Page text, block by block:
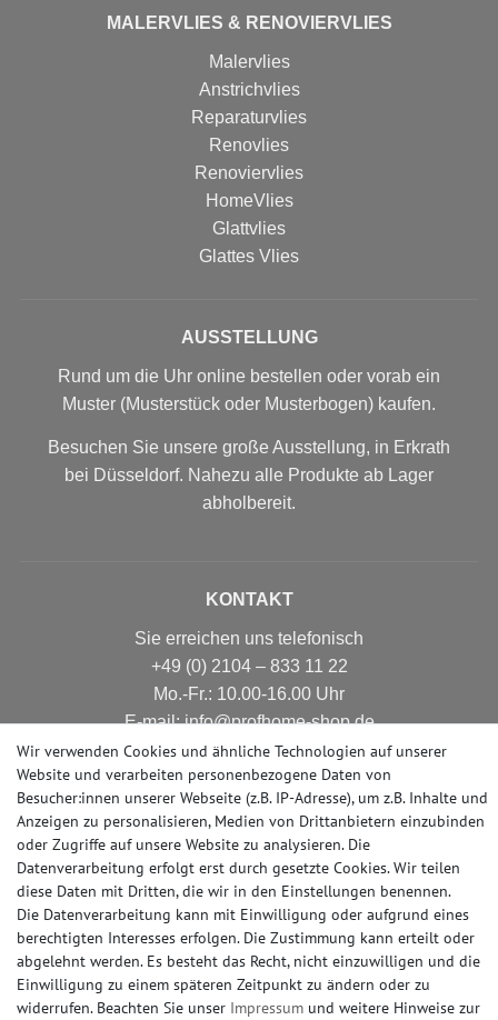
MALERVLIES & RENOVIERVLIES
Malervlies
Anstrichvlies
Reparaturvlies
Renovlies
Renoviervlies
HomeVlies
Glattvlies
Glattes Vlies
AUSSTELLUNG
Rund um die Uhr online bestellen oder vorab ein
Muster (Musterstück oder Musterbogen) kaufen.
Besuchen Sie unsere große Ausstellung, in Erkrath
bei Düsseldorf. Nahezu alle Produkte ab Lager
abholbereit.
KONTAKT
Sie erreichen uns telefonisch
+49 (0) 2104 – 833 11 22
Mo.-Fr.: 10.00-16.00 Uhr
E-mail: info@profhome-shop.de
ZAHLUNGSARTEN
SOCIAL MEDIA
Wir verwenden Cookies und ähnliche Technologien auf unserer
Website und verarbeiten personenbezogene Daten von
Besucher:innen unserer Webseite (z.B. IP-Adresse), um z.B. Inhalte und
Anzeigen zu personalisieren, Medien von Drittanbietern einzubinden
oder Zugriffe auf unsere Website zu analysieren. Die
Datenverarbeitung erfolgt erst durch gesetzte Cookies. Wir teilen
diese Daten mit Dritten, die wir in den Einstellungen benennen.
Die Datenverarbeitung kann mit Einwilligung oder aufgrund eines
berechtigten Interesses erfolgen. Die Zustimmung kann erteilt oder
abgelehnt werden. Es besteht das Recht, nicht einzuwilligen und die
Einwilligung zu einem späteren Zeitpunkt zu ändern oder zu
widerrufen. Beachten Sie unser Impressum und weitere Hinweise zur